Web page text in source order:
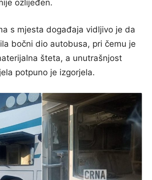
ozlijeđen.
s mjesta događaja vidljivo je da
bočni dio autobusa, pri čemu je
šteta, a unutrašnjost
potpuno je izgorjela.